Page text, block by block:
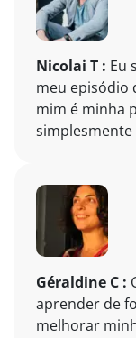
Nicolai T : Eu
meu episódio
mim é minha
Géraldine C :
aprender de
melhorar